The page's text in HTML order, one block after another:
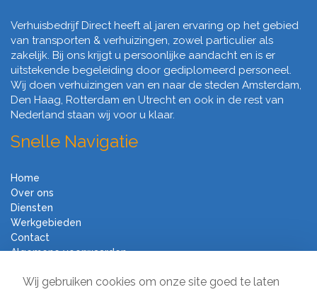
Wij gebruiken cookies om onze site goed te laten
Verhuisbedrijf Direct heeft al jaren ervaring op het gebied
van transporten & verhuizingen, zowel particulier als
zakelijk. Bij ons krijgt u persoonlijke aandacht en is er
uitstekende begeleiding door gediplomeerd personeel.
Wij doen verhuizingen van en naar de steden Amsterdam,
Den Haag, Rotterdam en Utrecht en ook in de rest van
Nederland staan wij voor u klaar.
Snelle Navigatie
Home
Over ons
Diensten
Werkgebieden
Contact
Algemene voorwaarden
Verhuisbedrijf Direct